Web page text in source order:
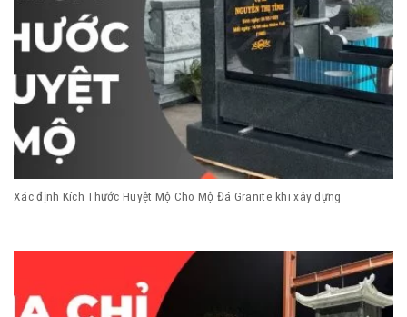
Xác định Kích Thước Huyệt Mộ Cho Mộ Đá Granite khi xây dựng